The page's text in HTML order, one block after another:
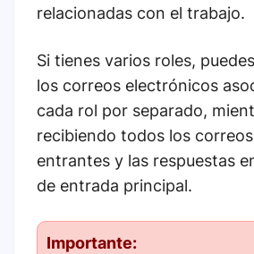
relacionadas con el trabajo.
Si tienes varios roles,
los correos electrónicos
cada rol por separado,
recibiendo todos los
entrantes y las respuestas
de entrada principal.
Importante: